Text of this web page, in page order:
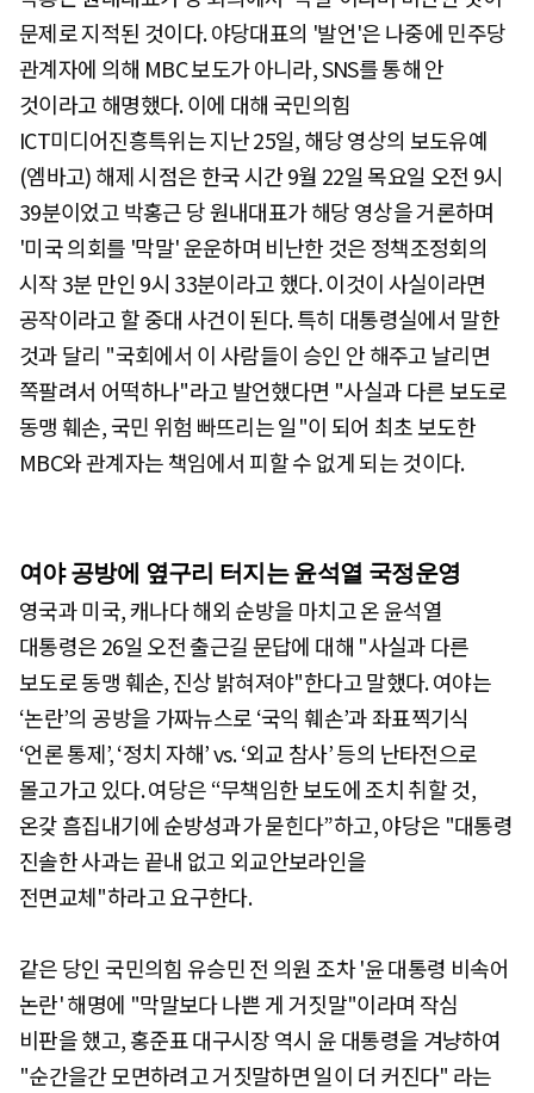
문제로 지적된 것이다. 야당대표의 '발언'은 나중에 민주당
관계자에 의해 MBC 보도가 아니라, SNS를 통해 안
것이라고 해명했다. 이에 대해 국민의힘
ICT미디어진흥특위는 지난 25일, 해당 영상의 보도유예
(엠바고) 해제 시점은 한국 시간 9월 22일 목요일 오전 9시
39분이었고 박홍근 당 원내대표가 해당 영상을 거론하며
'미국 의회를 '막말' 운운하며 비난한 것은 정책조정회의
시작 3분 만인 9시 33분이라고 했다. 이것이 사실이라면
공작이라고 할 중대 사건이 된다. 특히 대통령실에서 말한
것과 달리 "국회에서 이 사람들이 승인 안 해주고 날리면
쪽팔려서 어떡하나"라고 발언했다면 "사실과 다른 보도로
동맹 훼손, 국민 위험 빠뜨리는 일"이 되어 최초 보도한
MBC와 관계자는 책임에서 피할 수 없게 되는 것이다.
여야 공방에 옆구리 터지는 윤석열 국정운영
영국과 미국, 캐나다 해외 순방을 마치고 온 윤석열
대통령은 26일 오전 출근길 문답에 대해 "사실과 다른
보도로 동맹 훼손, 진상 밝혀져야"한다고 말했다. 여야는
‘논란’의 공방을 가짜뉴스로 ‘국익 훼손’과 좌표찍기식
‘언론 통제’, ‘정치 자해’ vs. ‘외교 참사’ 등의 난타전으로
몰고가고 있다. 여당은 “무책임한 보도에 조치 취할 것,
온갖 흠집내기에 순방성과가 묻힌다”하고, 야당은 "대통령
진솔한 사과는 끝내 없고 외교안보라인을
전면교체"하라고 요구한다.
같은 당인 국민의힘 유승민 전 의원 조차 '윤 대통령 비속어
논란' 해명에 "막말보다 나쁜 게 거짓말"이라며 작심
비판을 했고, 홍준표 대구시장 역시 윤 대통령을 겨냥하여
"순간을간 모면하려고 거짓말하면 일이 더 커진다" 라는